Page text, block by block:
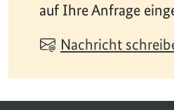
auf Ihre Anfrage
Nachricht